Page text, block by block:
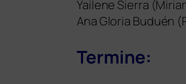
Yailene Sierra
Ana Gloria Buduén
Termine: